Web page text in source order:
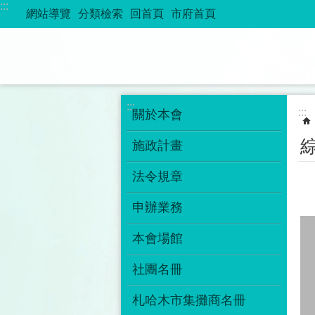
跳到主要內容區塊
:::
網站導覽 分類檢索 回首頁 市府首頁
:::
關於本會
施政計畫
法令規章
申辦業務
本會場館
社團名冊
札哈木市集攤商名冊
:::